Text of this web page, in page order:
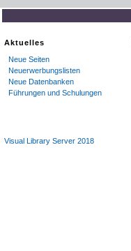
Aktuelles
Neue Seiten
Neuerwerbungslisten
Neue Datenbanken
Führungen und Schulungen
Visual Library Server 2018